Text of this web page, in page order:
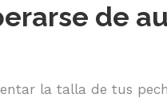
de
la talla de tus